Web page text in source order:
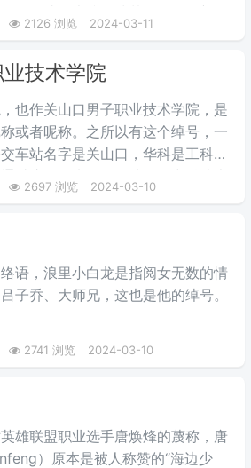
否如此，也搞不清楚了。但是新屋
985大学更广为人知的外号“关山口
2126 浏览 2024-03-11
技术学院
也作关山口男子职业技术学院，是
或者昵称。之所以有这个绰号，一
车站名字是关山口，华科是工科院
过这个梗来开玩笑地将华中科技大
技术学院。所以有了这个江湖绰
2697 浏览 2024-03-10
语，浪里小白龙是指阅女无数的情
子乔、大师兄，这也是他的绰号。
2741 浏览 2024-03-10
雄联盟职业选手唐焕烽的蔑称，唐
）原本是被人称赞的“海边少